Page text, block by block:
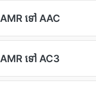
AMR ទៅ AAC
AMR ទៅ AC3